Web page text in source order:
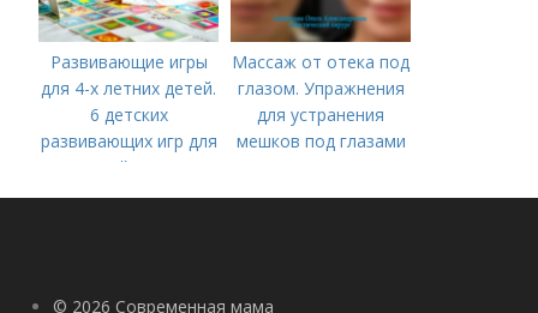
Развивающие игры
для 4-х летних детей.
6 детских
развивающих игр для
детей 4 лет
Массаж от отека под
глазом. Упражнения
для устранения
мешков под глазами
© 2026 Современная мама